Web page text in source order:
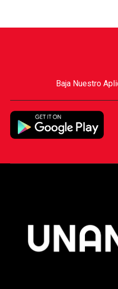
Baja Nuestro